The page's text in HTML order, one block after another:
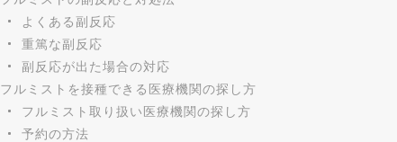
よくある副反応
重篤な副反応
副反応が出た場合の対応
フルミストを接種できる医療機関の探し方
フルミスト取り扱い医療機関の探し方
予約の方法